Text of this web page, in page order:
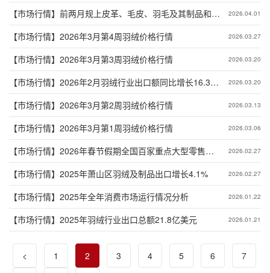
【市场行情】 前两月规上皮革、毛皮、羽毛及其制品和制
鞋业企业营业收入同比增长1.1%
2026.04.01
【市场行情】 2026年3月第4周羽绒价格行情 2026.03.27
【市场行情】 2026年3月第3周羽绒价格行情 2026.03.20
【市场行情】 2026年2月羽绒行业出口额同比增长16.3%
贸易顺差扩大
2026.03.20
【市场行情】 2026年3月第2周羽绒价格行情 2026.03.13
【市场行情】 2026年3月第1周羽绒价格行情 2026.03.06
【市场行情】 2026年春节假期全国百家重点大型零售企
业 商品零售额实现增长
2026.02.27
【市场行情】 2025年萧山区羽绒及制品出口增长4.1% 2026.02.27
【市场行情】 2025年全年消费市场运行情况分析 2026.01.22
【市场行情】 2025年羽绒行业出口总额21.8亿美元 2026.01.21
< 1 2 3 4 5 6
7